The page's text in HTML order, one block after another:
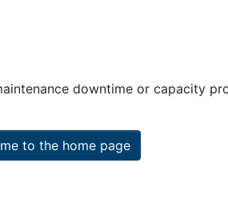
downtime or capacity
to the home page